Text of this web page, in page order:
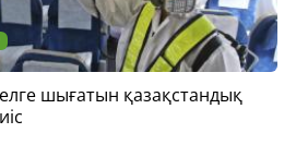
шығатын қазақстандық